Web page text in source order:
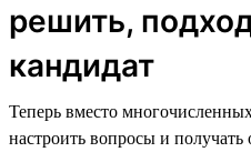
решить,
кандидат
Теперь вместо
настроить вопросы и получать